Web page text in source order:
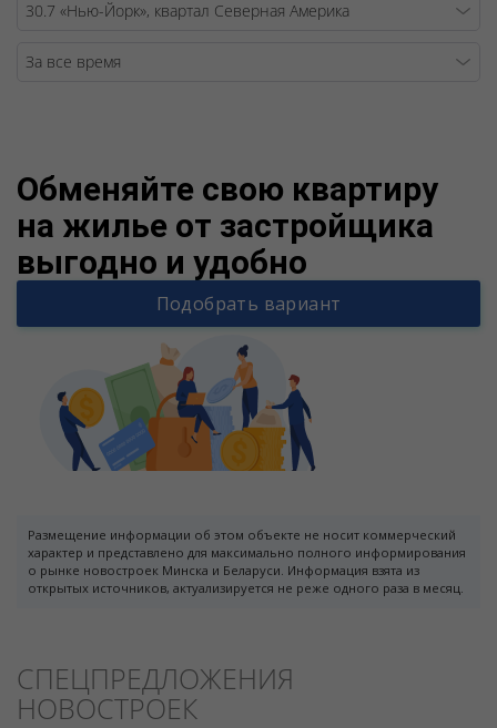
Обменяйте свою квартиру
на жилье от застройщика
выгодно и удобно
Подобрать вариант
Размещение информации об этом объекте не носит коммерческий
характер и представлено для максимально полного информирования
о рынке новостроек Минска и Беларуси. Информация взята из
открытых источников, актуализируется не реже одного раза в месяц.
СПЕЦПРЕДЛОЖЕНИЯ
НОВОСТРОЕК